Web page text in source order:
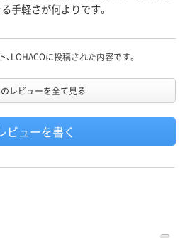
手軽さが何よりです。
LOHACOに投稿された内容です。
レビューを全て見る
ビューを書く